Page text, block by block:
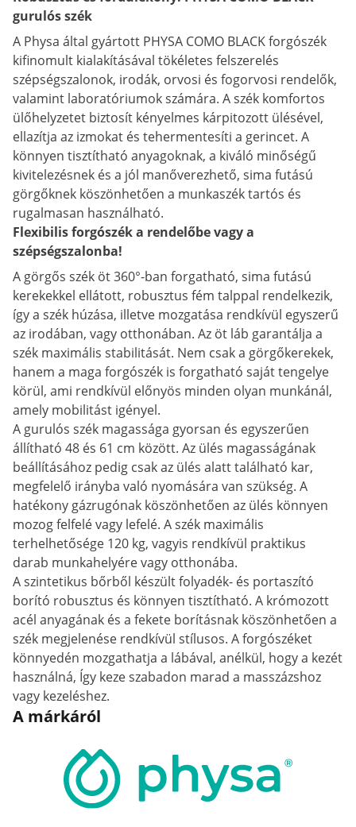
gurulós szék
A Physa által gyártott PHYSA COMO BLACK forgószék
kifinomult kialakításával tökéletes felszerelés
szépségszalonok, irodák, orvosi és fogorvosi rendelők,
valamint laboratóriumok számára. A szék komfortos
ülőhelyzetet biztosít kényelmes kárpitozott ülésével,
ellazítja az izmokat és tehermentesíti a gerincet. A
könnyen tisztítható anyagoknak, a kiváló minőségű
kivitelezésnek és a jól manőverezhető, sima futású
görgőknek köszönhetően a munkaszék tartós és
rugalmasan használható.
Flexibilis forgószék a rendelőbe vagy a
szépségszalonba!
A görgős szék öt 360°-ban forgatható, sima futású
kerekekkel ellátott, robusztus fém talppal rendelkezik,
így a szék húzása, illetve mozgatása rendkívül egyszerű
az irodában, vagy otthonában. Az öt láb garantálja a
szék maximális stabilitását. Nem csak a görgőkerekek,
hanem a maga forgószék is forgatható saját tengelye
körül, ami rendkívül előnyös minden olyan munkánál,
amely mobilitást igényel.
A gurulós szék magassága gyorsan és egyszerűen
állítható 48 és 61 cm között. Az ülés magasságának
beállításához pedig csak az ülés alatt található kar,
megfelelő irányba való nyomására van szükség. A
hatékony gázrugónak köszönhetően az ülés könnyen
mozog felfelé vagy lefelé. A szék maximális
terhelhetősége 120 kg, vagyis rendkívül praktikus
darab munkahelyére vagy otthonába.
A szintetikus bőrből készült folyadék- és portaszító
borító robusztus és könnyen tisztítható. A krómozott
acél anyagának és a fekete borításnak köszönhetően a
szék megjelenése rendkívül stílusos. A forgószéket
könnyedén mozgathatja a lábával, anélkül, hogy a kezét
használná, Így keze szabadon marad a masszázshoz
vagy kezeléshez.
A márkáról